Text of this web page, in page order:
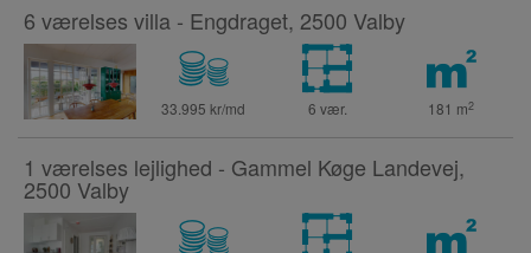
6 værelses villa - Engdraget, 2500 Valby
33.995 kr/md 6 vær. 181 m2
1 værelses lejlighed - Gammel Køge Landevej,
2500 Valby